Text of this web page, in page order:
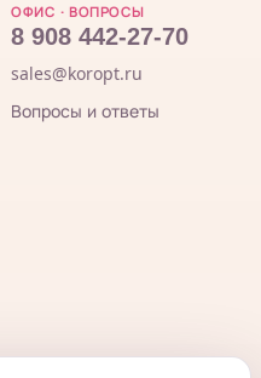
ОФИС · ВОПРОСЫ
8 908 442-27-70
sales@koropt.ru
Вопросы и ответы